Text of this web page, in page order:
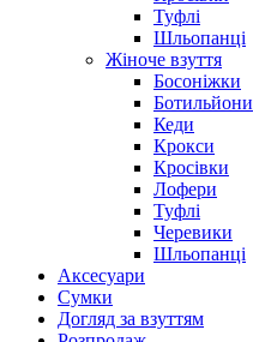
Туфлі
Шльопанці
Жіноче взуття
Босоніжки
Ботильйони
Кеди
Крокси
Кросівки
Лофери
Туфлі
Черевики
Шльопанці
Аксесуари
Сумки
Догляд за взуттям